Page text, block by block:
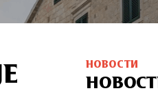
НОВОСТИ